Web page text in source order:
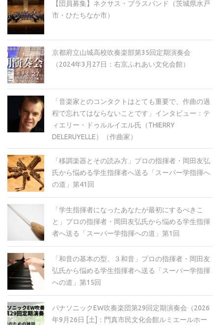
【団員募集】ネクサス・ブラスバンド（茨城県水戸
市・ひたちなか市）
京都府立山城高校吹奏楽部第35回定期演奏会
（2024年3月27日：右京ふれあい文化会館）
「音楽家とのコンタクトはとても重要で、作曲の過
程で忘れてはならないことです」インタビュー：テ
ィエリー・ドゥルルイエル氏（THIERRY
DELERUYELLE）（作曲家）
「移調楽器とその読み方」プロの指揮者・岡田友弘
氏から悩める学生指揮者へ送る「スーパー学指揮へ
の道」第41回
「学生指揮者になったあなたが最初にするべきこ
と」プロの指揮者・岡田友弘氏から悩める学生指揮
者へ送る「スーパー学指揮への道」第1回
「和音の基本の型、３和音」プロの指揮者・岡田友
弘氏から悩める学生指揮者へ送る「スーパー学指揮
への道」第15回
パナソニックEW吹奏楽団第29回定期演奏会（2026
年9月26日 [土]：門真市民文化会館ルミエールホー